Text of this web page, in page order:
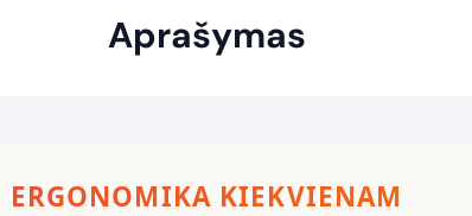
Aprašymas
ERGONOMIKA KIEKVIENAM